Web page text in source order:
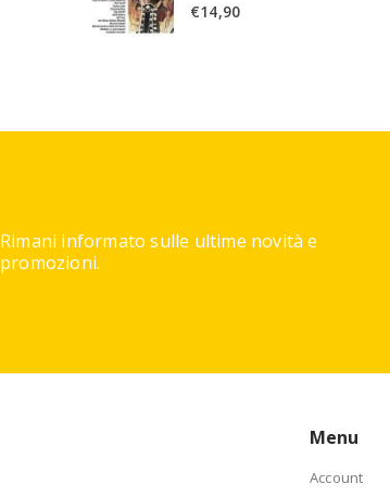
€14,90
Rimani informato sulle ultime novità e
promozioni.
Menu
Account